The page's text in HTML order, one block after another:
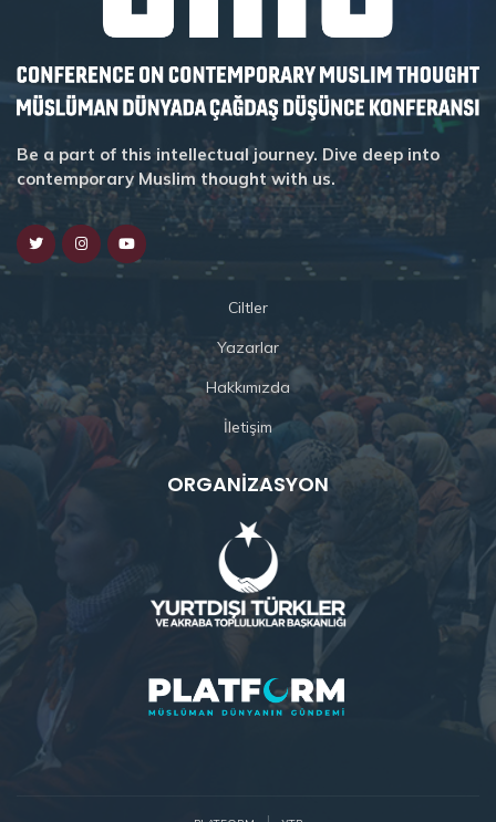
Be a part of this intellectual journey. Dive deep into
contemporary Muslim thought with us.
Ciltler
Yazarlar
Hakkımızda
İletişim
ORGANIZASYON